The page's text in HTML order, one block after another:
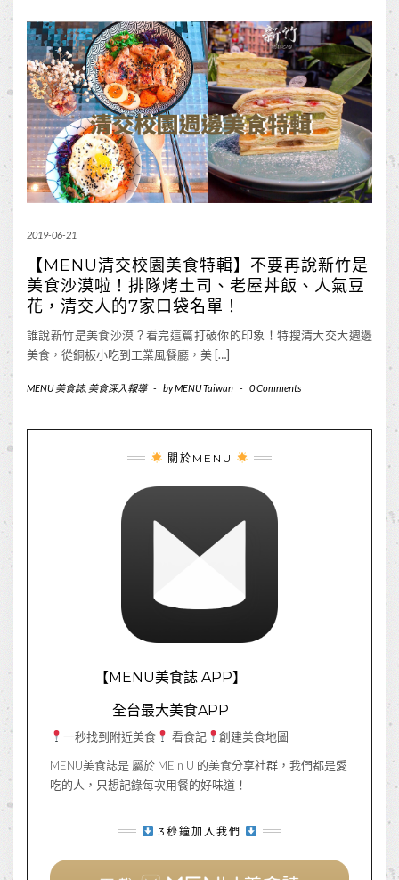
2019-06-21
【MENU清交校園美食特輯】不要再說新竹是
美食沙漠啦！排隊烤土司、老屋丼飯、人氣豆
花，清交人的7家口袋名單！
誰說新竹是美食沙漠？看完這篇打破你的印象！特搜清大交大週邊
美食，從銅板小吃到工業風餐廳，美 […]
MENU 美食誌, 美食深入報導 - byMENU Taiwan - 0 Comments
關於MENU
【MENU美食誌 APP】
全台最大美食APP
一秒找到附近美食 看食記
創建美食地圖
MENU美食誌是 屬於 ME n U 的美食分享社群，我們都是愛
吃的人，只想記錄每次用餐的好味道！
3秒鐘加入我們